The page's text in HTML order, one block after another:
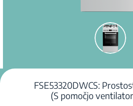
FSE53320DWCS:
(S pomočjo